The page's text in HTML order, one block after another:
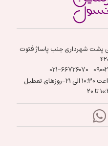
پشت شهرداری جنب پاساژ فتوت
021-66726070
شنبه تا پنجشنبه ساعت ۱۰:۳۰ الی ۲۱-روزهای تعطیل